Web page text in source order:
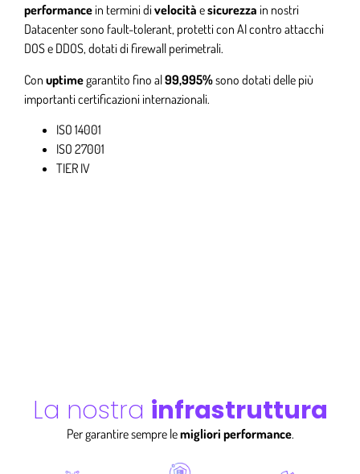
performance in termini divelocità esicurezza in nostri
Datacenter sono fault-tolerant, protetti con AI contro attacchi
DOS e DDOS, dotati di firewall perimetrali.
Con uptimegarantito fino al99,995%sono dotati delle più
importanti certificazioni internazionali.
ISO 14001
ISO 27001
TIER IV
La nostra infrastruttura
Per garantire sempre lemigliori performance.